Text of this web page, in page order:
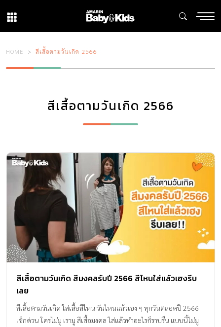
HOME สีเสื้อตามวันเกิด 2566
สีเสื้อตามวันเกิด 2566
สีเสื้อตามวันเกิด สีมงคลรับปี 2566 สีไหนใส่แล้วเฮงรีบ
เลย
สีเสื้อตามวันเกิด ใส่เสื้อสีไหน วันไหนแล้วเฮง ๆ ทุกวันตลอดปี 2566
เช็กด่วน ใครไม่มู เรามู สีเสื้อมงคล ใส่แล้วทำอะไรก็ราบรื่น แบบนี้ไม่มู